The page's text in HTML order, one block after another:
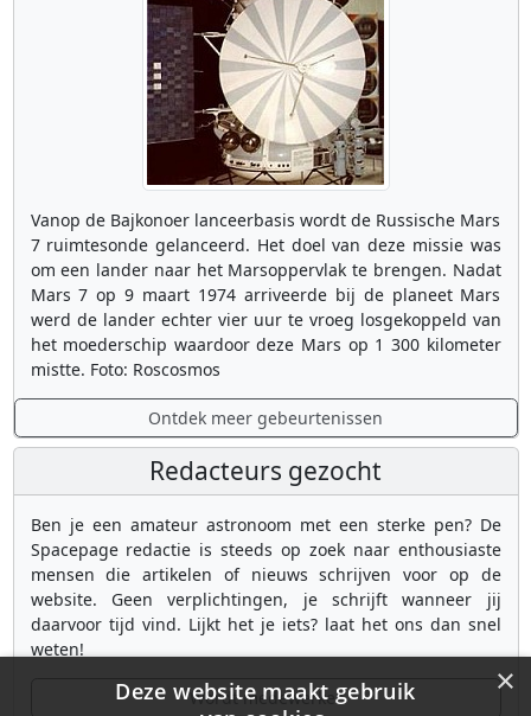
Vanop de Bajkonoer lanceerbasis wordt de Russische Mars
7 ruimtesonde gelanceerd. Het doel van deze missie was
om een lander naar het Marsoppervlak te brengen. Nadat
Mars 7 op 9 maart 1974 arriveerde bij de planeet Mars
werd de lander echter vier uur te vroeg losgekoppeld van
het moederschip waardoor deze Mars op 1 300 kilometer
mistte. Foto: Roscosmos
Ontdek meer gebeurtenissen
Redacteurs gezocht
Ben je een amateur astronoom met een sterke pen? De
Spacepage redactie is steeds op zoek naar enthousiaste
mensen die artikelen of nieuws schrijven voor op de
website. Geen verplichtingen, je schrijft wanneer jij
daarvoor tijd vind. Lijkt het je iets? laat het ons dan snel
weten!
Wordt medewerker ×
Deze website maakt gebruik